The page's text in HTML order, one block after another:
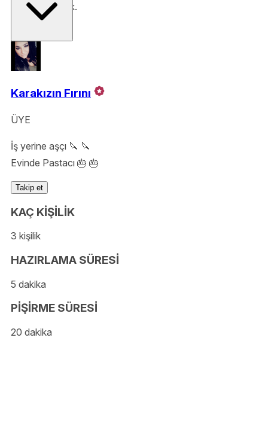
ellerinize sağlık.
Karakızın Fırını
ÜYE
İş yerine aşçı 🔪 🔪
Evinde Pastacı 🎂 🎂
Takip et
KAÇ KİŞİLİK
3 kişilik
HAZIRLAMA SÜRESİ
5 dakika
PİŞİRME SÜRESİ
20 dakika